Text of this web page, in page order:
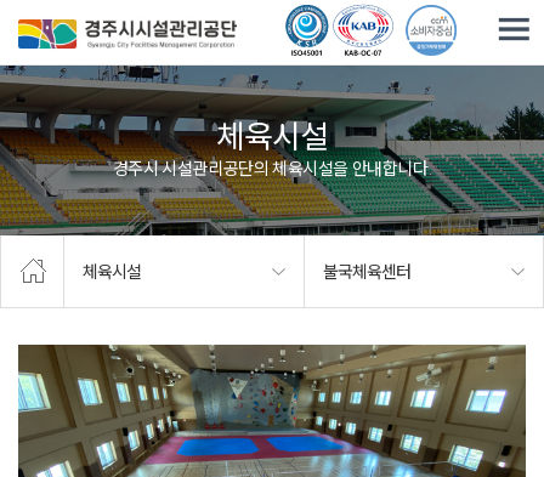
체육시설
경주시 시설관리공단의 체육시설을 안내합니다.
체육시설 불국체육센터